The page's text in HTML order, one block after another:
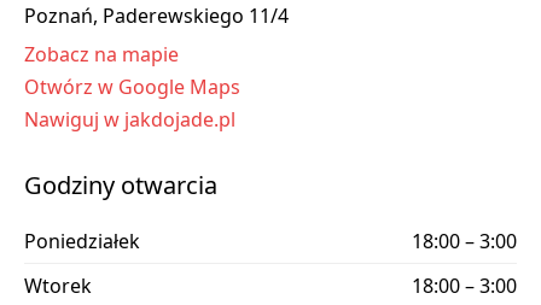
Poznań, Paderewskiego 11/4
Zobacz na mapie
Otwórz w Google Maps
Nawiguj w jakdojade.pl
Godziny otwarcia
Poniedziałek
18:00 – 3:00
Wtorek
18:00 – 3:00